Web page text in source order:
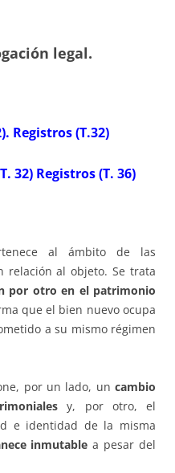
legal.
Registros (T.32)
32) Registros (T. 36)
al ámbito de las
relación al objeto. Se trata
por otro en el patrimonio
que el bien nuevo ocupa
a su mismo régimen
por un lado, un cambio
y, por otro, el
e identidad de la misma
inmutable a pesar del